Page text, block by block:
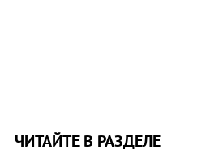
ЧИТАЙТЕ В РАЗДЕЛЕ